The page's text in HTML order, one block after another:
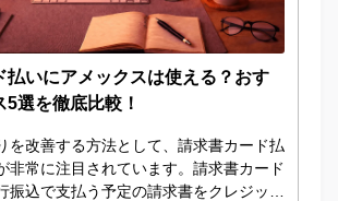
払いにアメックスは使える？おす
選を徹底比較！
を改善する方法として、請求書カード払
非常に注目されています。請求書カード
振込で支払う予定の請求書をクレジット